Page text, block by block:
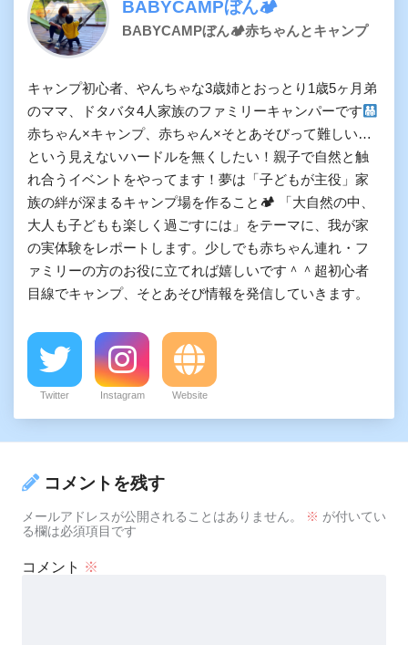
BABYCAMPぼん🏕
BABYCAMPぼん🏕赤ちゃんとキャンプ
キャンプ初心者、やんちゃな3歳姉とおっとり1歳5ヶ月弟
のママ、ドタバタ4人家族のファミリーキャンパーです
赤ちゃん×キャンプ、赤ちゃん×そとあそびって難しい…
という見えないハードルを無くしたい！親子で自然と触
れ合うイベントをやってます！夢は「子どもが主役」家
族の絆が深まるキャンプ場を作ること🏕 「大自然の中、
大人も子どもも楽しく過ごすには」をテーマに、我が家
の実体験をレポートします。少しでも赤ちゃん連れ・フ
ァミリーの方のお役に立てれば嬉しいです＾＾超初心者
目線でキャンプ、そとあそび情報を発信していきます。
Twitter Instagram Website
コメントを残す
メールアドレスが公開されることはありません。 ※ が付いてい
る欄は必須項目です
コメント ※